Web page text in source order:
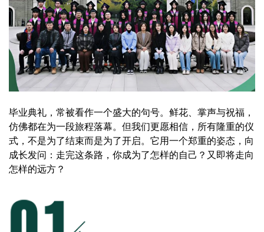
毕业典礼，常被看作一个盛大的句号。鲜花、掌声与祝福，
仿佛都在为一段旅程落幕。但我们更愿相信，所有隆重的仪
式，不是为了结束而是为了开启。它用一个郑重的姿态，向
成长发问：走完这条路，你成为了怎样的自己？又即将走向
怎样的远方？